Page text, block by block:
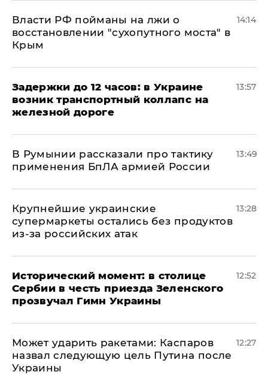
Власти РФ пойманы на лжи о
восстановлении "сухопутного моста" в
Крым
14:14
Задержки до 12 часов: в Украине
возник транспортный коллапс на
железной дороге
13:57
В Румынии рассказали про тактику
применения БпЛА армией России
13:49
Крупнейшие украинские
супермаркеты остались без продуктов
из-за российских атак
13:28
Исторический момент: в столице
Сербии в честь приезда Зеленского
прозвучал Гимн Украины
12:52
Может ударить ракетами: Каспаров
назвал следующую цель Путина после
Украины
12:27